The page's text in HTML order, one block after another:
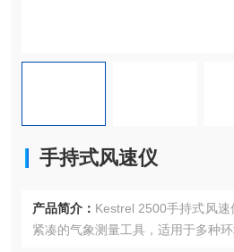
手持式风速仪
产品简介： Kestrel 2500手持式风
紧凑的气象测量工具，适用于多种环